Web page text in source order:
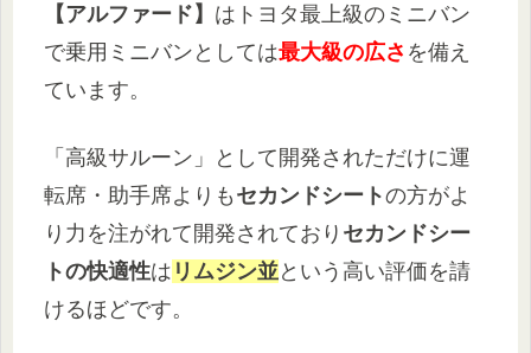
【アルファード】 はトヨタ最上級のミニバン
で乗用ミニバンとしては最大級の広さ を備え
ています。
「高級サルーン」として開発されただけに運
転席・助手席よりも セカンドシートの方がよ
り力を注がれて開発されており セカンドシー
トの快適性は リムジン並という高い評価を請
けるほどです。